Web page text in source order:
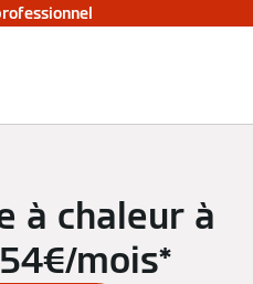
à chaleur à
mois*